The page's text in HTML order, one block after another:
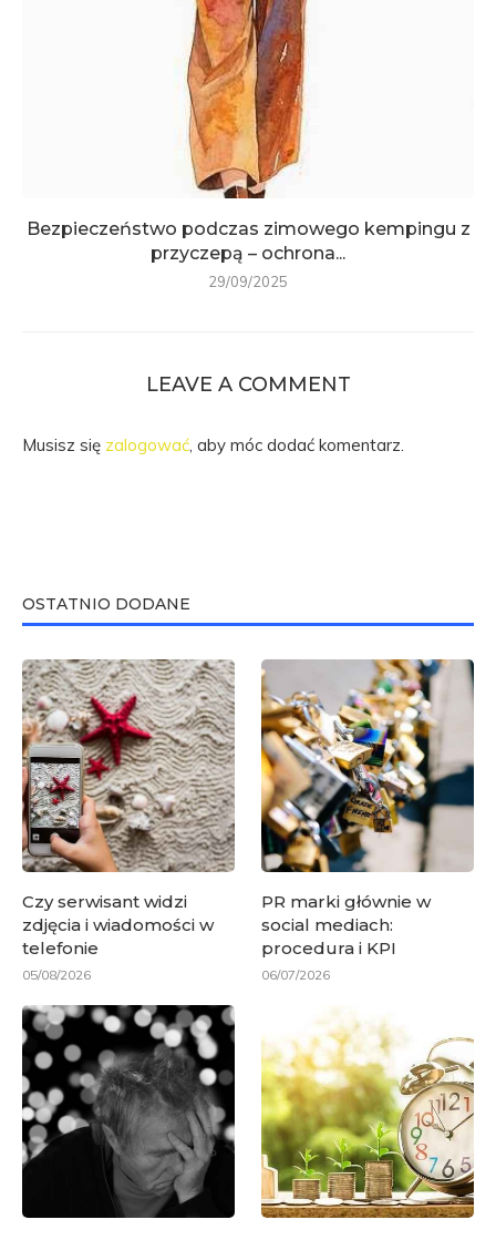
Bezpieczeństwo podczas zimowego kempingu z
przyczepą – ochrona...
29/09/2025
LEAVE A COMMENT
Musisz się zalogować, aby móc dodać komentarz.
OSTATNIO DODANE
Czy serwisant widzi
zdjęcia i wiadomości w
telefonie
05/08/2026
PR marki głównie w
social mediach:
procedura i KPI
06/07/2026